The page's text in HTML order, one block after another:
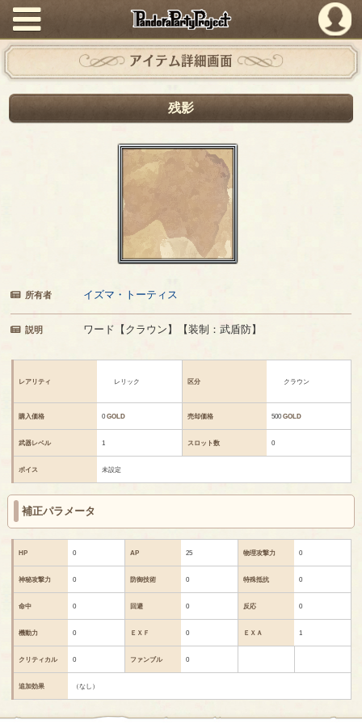
PandoraPartyProject
アイテム詳細画面
残影
所有者 イズマ・トーティス
説明 ワード【クラウン】【装制：武盾防】
レアリティ レリック 区分 クラウン
購入価格 0GOLD 売却価格 500GOLD
武器レベル 1 スロット数 0
ボイス 未設定
補正パラメータ
HP 0 AP 25 物理攻撃力 0
神秘攻撃力 0 防御技術 0 特殊抵抗 0
命中 0 回避 0 反応 0
機動力 0 ＥＸＦ 0 ＥＸＡ 1
クリティカル 0 ファンブル 0
追加効果 （なし）